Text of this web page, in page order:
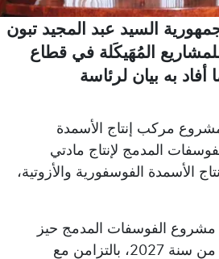
السيد عبد المجيد تبون
المُهَيكَلة في قطاع
به بيان لرئاسة
مركب إنتاج الأسمدة
المدمج لإنتاج مادتي
الأسمدة الفوسفورية والأزوتية،
الفوسفات المدمج حيز
الإنتاج خلال الثلاثي الأول من سنة 2027، بالتزامن مع